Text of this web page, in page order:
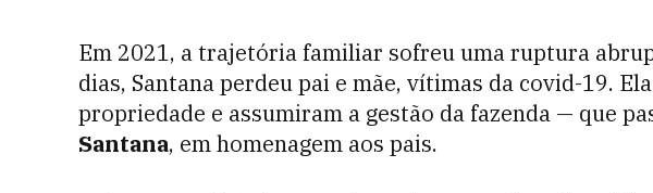
Em 2021, a trajetória familiar sofreu uma ruptura
dias, Santana perdeu pai e mãe, vítimas da covid-19.
propriedade e assumiram a gestão da fazenda — que
Santana, em homenagem aos pais.